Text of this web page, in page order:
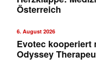
Österreich
6. August 2026
Evotec kooperiert
Odyssey